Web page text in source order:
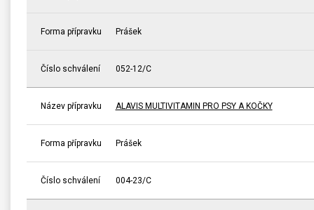
Forma přípravku Prášek
Číslo schválení 052-12/C
Název přípravku ALAVIS MULTIVITAMIN PRO PSY A KOČKY
Forma přípravku Prášek
Číslo schválení 004-23/C